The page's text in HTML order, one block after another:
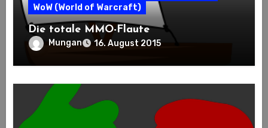
WoW (World of Warcraft)
Die totale MMO-Flaute
Mungan 16. August 2015